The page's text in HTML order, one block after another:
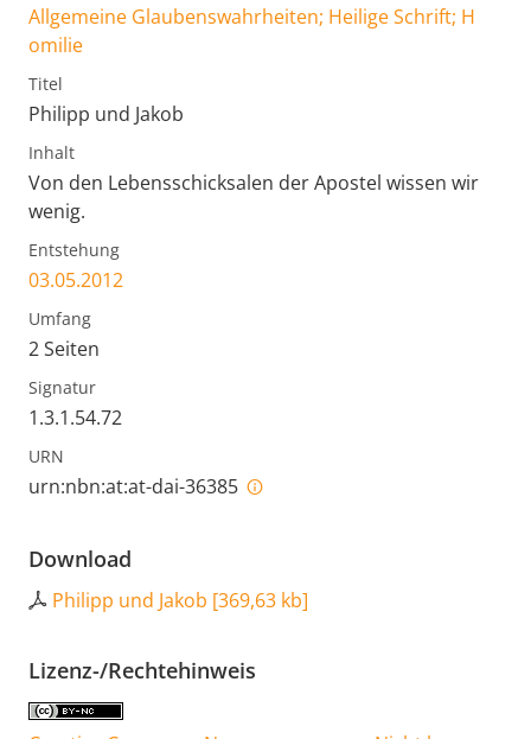
Allgemeine Glaubenswahrheiten; Heilige Schrift; H
omilie
Titel
Philipp und Jakob
Inhalt
Von den Lebensschicksalen der Apostel wissen wir
wenig.
Entstehung
03.05.2012
Umfang
2 Seiten
Signatur
1.3.1.54.72
URN
urn:nbn:at:at-dai-36385
Download
Philipp und Jakob [369,63 kb]
Lizenz-/Rechtehinweis